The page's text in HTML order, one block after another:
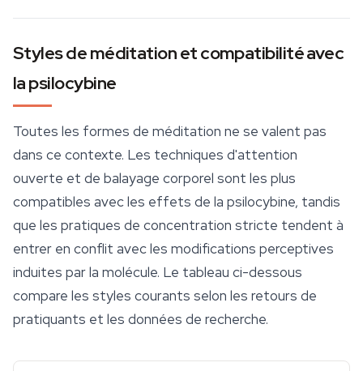
Styles de méditation et compatibilité avec
la psilocybine
Toutes les formes de méditation ne se valent pas
dans ce contexte. Les techniques d'attention
ouverte et de balayage corporel sont les plus
compatibles avec les effets de la psilocybine, tandis
que les pratiques de concentration stricte tendent à
entrer en conflit avec les modifications perceptives
induites par la molécule. Le tableau ci-dessous
compare les styles courants selon les retours de
pratiquants et les données de recherche.